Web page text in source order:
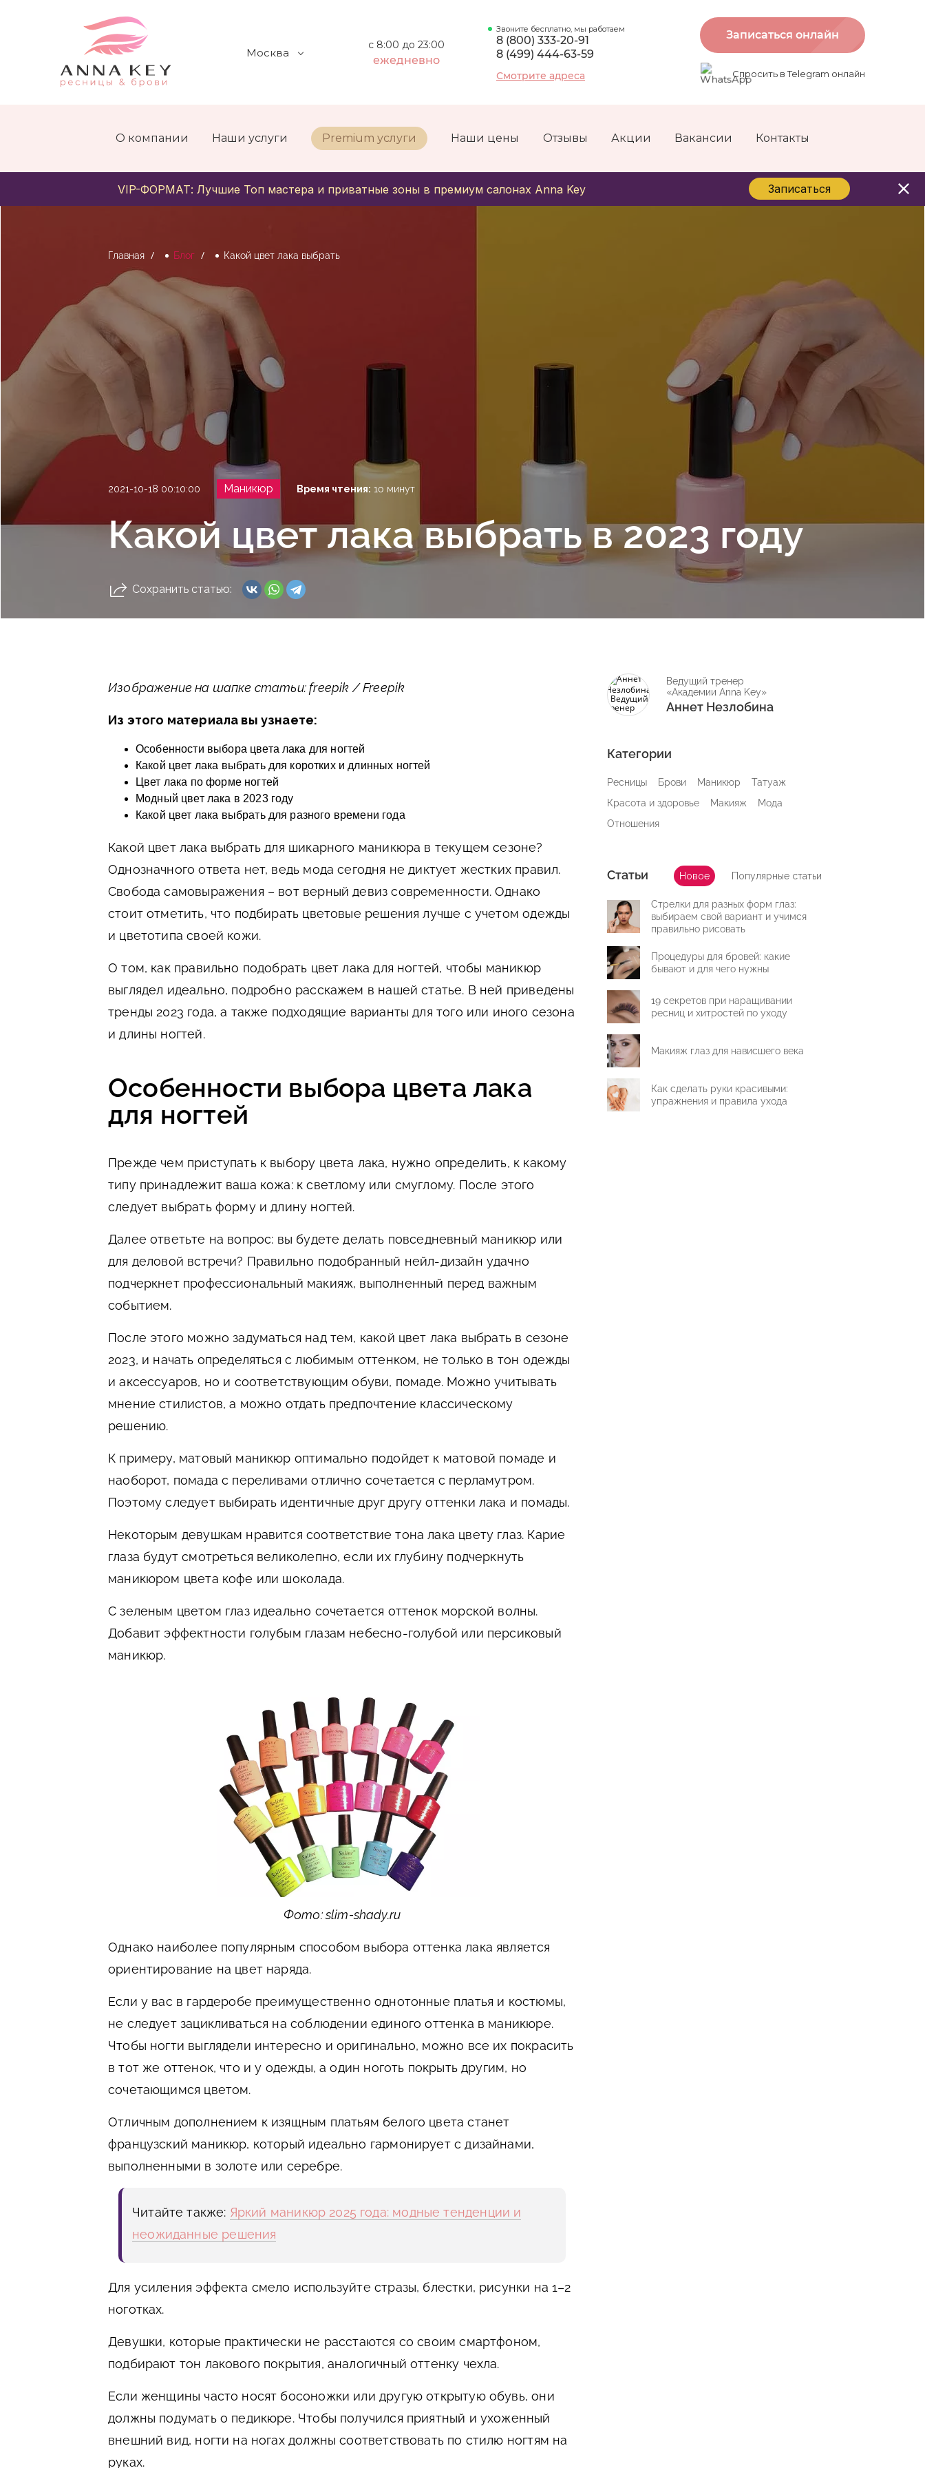
Москва
с 8:00 до 23:00
ежедневно
Звоните бесплатно, мы работаем
8 (800) 333-20-91
8 (499) 444-63-59
Смотрите адреса
Записаться онлайн
Спросить в Telegram онлайн
О компании Наши услуги Premium услуги Наши цены Отзывы Акции Вакансии Контакты
Главная Блог Какой цвет лака выбрать
2021-10-18 00:10:00 Маникюр Время чтения: 10 минут
Какой цвет лака выбрать в 2023 году
Сохранить статью:
Изображение на шапке статьи: freepik / Freepik
Из этого материала вы узнаете:
Особенности выбора цвета лака для ногтей
Какой цвет лака выбрать для коротких и длинных ногтей
Цвет лака по форме ногтей
Модный цвет лака в 2023 году
Какой цвет лака выбрать для разного времени года
Какой цвет лака выбрать для шикарного маникюра в текущем сезоне?
Однозначного ответа нет, ведь мода сегодня не диктует жестких правил.
Свобода самовыражения – вот верный девиз современности. Однако
стоит отметить, что подбирать цветовые решения лучше с учетом одежды
и цветотипа своей кожи.
О том, как правильно подобрать цвет лака для ногтей, чтобы маникюр
выглядел идеально, подробно расскажем в нашей статье. В ней приведены
тренды 2023 года, а также подходящие варианты для того или иного сезона
и длины ногтей.
Особенности выбора цвета лака
для ногтей
Прежде чем приступать к выбору цвета лака, нужно определить, к какому
типу принадлежит ваша кожа: к светлому или смуглому. После этого
следует выбрать форму и длину ногтей.
Далее ответьте на вопрос: вы будете делать повседневный маникюр или
для деловой встречи? Правильно подобранный нейл-дизайн удачно
подчеркнет профессиональный макияж, выполненный перед важным
событием.
После этого можно задуматься над тем, какой цвет лака выбрать в сезоне
2023, и начать определяться с любимым оттенком, не только в тон одежды
и аксессуаров, но и соответствующим обуви, помаде. Можно учитывать
мнение стилистов, а можно отдать предпочтение классическому
решению.
К примеру, матовый маникюр оптимально подойдет к матовой помаде и
наоборот, помада с переливами отлично сочетается с перламутром.
Поэтому следует выбирать идентичные друг другу оттенки лака и помады.
Некоторым девушкам нравится соответствие тона лака цвету глаз. Карие
глаза будут смотреться великолепно, если их глубину подчеркнуть
маникюром цвета кофе или шоколада.
С зеленым цветом глаз идеально сочетается оттенок морской волны.
Добавит эффектности голубым глазам небесно-голубой или персиковый
маникюр.
Фото: slim-shady.ru
Однако наиболее популярным способом выбора оттенка лака является
ориентирование на цвет наряда.
Если у вас в гардеробе преимущественно однотонные платья и костюмы,
не следует зацикливаться на соблюдении единого оттенка в маникюре.
Чтобы ногти выглядели интересно и оригинально, можно все их покрасить
в тот же оттенок, что и у одежды, а один ноготь покрыть другим, но
сочетающимся цветом.
Отличным дополнением к изящным платьям белого цвета станет
французский маникюр, который идеально гармонирует с дизайнами,
выполненными в золоте или серебре.
Читайте также: Яркий маникюр 2025 года: модные тенденции и
неожиданные решения
Для усиления эффекта смело используйте стразы, блестки, рисунки на 1–2
ноготках.
Девушки, которые практически не расстаются со своим смартфоном,
подбирают тон лакового покрытия, аналогичный оттенку чехла.
Если женщины часто носят босоножки или другую открытую обувь, они
должны подумать о педикюре. Чтобы получился приятный и ухоженный
внешний вид, ногти на ногах должны соответствовать по стилю ногтям на
руках.
Ведущий тренер
«Академии Anna Key»
Аннет Незлобина
Категории
Ресницы Брови Маникюр
Татуаж
Красота и здоровье
Макияж
Мода
Отношения
Статьи Новое Популярные статьи
Стрелки для разных форм глаз:
выбираем свой вариант и учимся
правильно рисовать
Процедуры для бровей: какие
бывают и для чего нужны
19 секретов при наращивании
ресниц и хитростей по уходу
Макияж глаз для нависшего века
Как сделать руки красивыми:
упражнения и правила ухода
VIP-ФОРМАТ: Лучшие Топ мастера и приватные зоны в премиум салонах Anna Key Записаться